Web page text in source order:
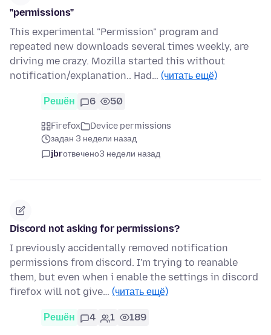
"permissions"
This experimental "Permission" program and
repeated new downloads several times weekly, are
driving me crazy. Mozilla started this without
notification/explanation.. Had… (читать ещё)
Решён 6 50
Firefox
Device permissions
задан 3 недели назад
jbrотвечено3 недели назад
Discord not asking for permissions?
I previously accidentally removed notification
permissions from discord. I'm trying to reanable
them, but even when i enable the settings in discord
firefox will not give… (читать ещё)
Решён 4 1 189